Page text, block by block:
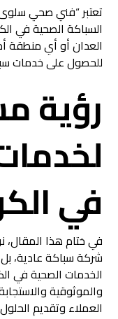
تعتبر “فني صحي
السباكة الصحية في
العدان أو أي منطقة
للحصول على خدمات
رؤية
في
في ختام هذا
شركة سباكة عادية،
الخدمات الصحية في
والموثوقية
العملاء وتقديم